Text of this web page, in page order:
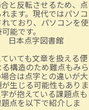
と反転させるため、点
ます。現代ではパソコ
ており、パソコンを使
能です。
日本点字図書館
いても文章を扱える便
構造のため難点もみら
合は点字との違いが大
生じる可能性もありま
が抱えている課題点も
点を以下で紹介しま